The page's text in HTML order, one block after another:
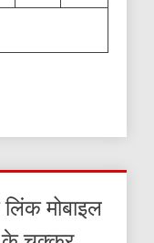
मोबाइल